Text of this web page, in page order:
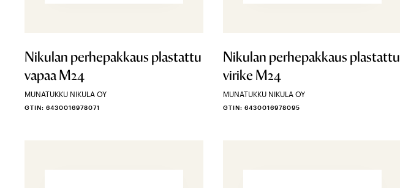
Nikulan perhepakkaus plastattu
vapaa M24
MUNATUKKU NIKULA OY
GTIN: 6430016978071
Nikulan perhepakkaus plastattu
virike M24
MUNATUKKU NIKULA OY
GTIN: 6430016978095